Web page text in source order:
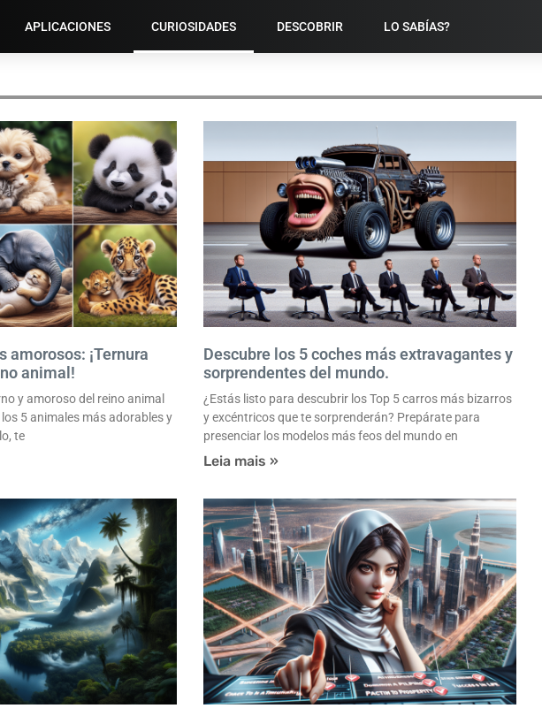
APLICACIONES CURIOSIDADES DESCOBRIR LO SABÍAS?
amorosos: ¡Ternura
animal!
y amoroso del reino animal
5 animales más adorables y
te
Descubre los 5 coches más extravagantes y
sorprendentes del mundo.
¿Estás listo para descubrir los Top 5 carros más bizarros
y excéntricos que te sorprenderán? Prepárate para
presenciar los modelos más feos del mundo en
Leia mais »